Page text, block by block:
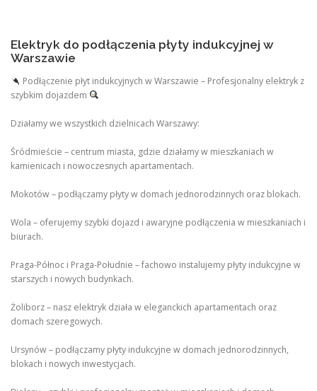
Elektryk do podłączenia płyty indukcyjnej w
Warszawie
Podłączenie płyt indukcyjnych w Warszawie – Profesjonalny elektryk z
szybkim dojazdem
Działamy we wszystkich dzielnicach Warszawy:
Śródmieście – centrum miasta, gdzie działamy w mieszkaniach w
kamienicach i nowoczesnych apartamentach.
Mokotów – podłączamy płyty w domach jednorodzinnych oraz blokach.
Wola – oferujemy szybki dojazd i awaryjne podłączenia w mieszkaniach i
biurach.
Praga-Północ i Praga-Południe – fachowo instalujemy płyty indukcyjne w
starszych i nowych budynkach.
Żoliborz – nasz elektryk działa w eleganckich apartamentach oraz
domach szeregowych.
Ursynów – podłączamy płyty indukcyjne w domach jednorodzinnych,
blokach i nowych inwestycjach.